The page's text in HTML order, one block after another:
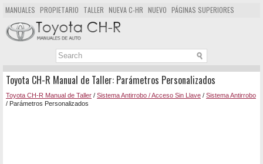
MANUALES PROPIETARIO TALLER NUEVA C-HR NUEVO PÁGINAS SUPERIORES
MAPA DEL SITIO
BUSCAR
Toyota CH-R Manual de Taller: Parámetros Personalizados
Toyota CH-R Manual de Taller / Sistema Antirrobo / Acceso Sin Llave / Sistema Antirrobo
/ Parámetros Personalizados